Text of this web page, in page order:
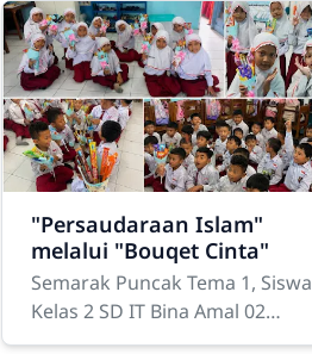
"Persaudaraan Islam"
melalui "Bouqet Cinta"
Semarak Puncak Tema 1, Siswa
Kelas 2 SD IT Bina Amal 02
Belajar Makna "Persaudaraan